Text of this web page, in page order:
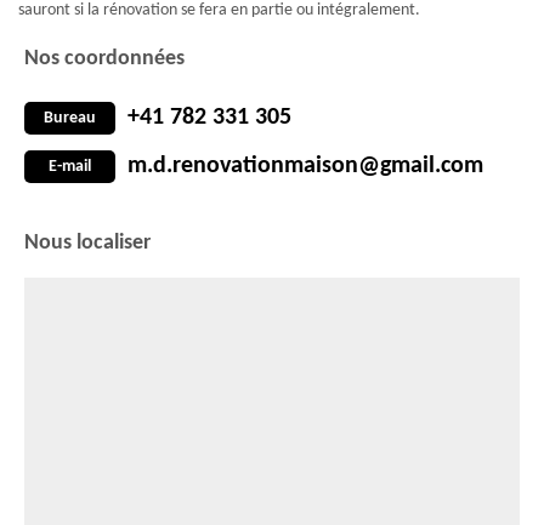
sauront si la rénovation se fera en partie ou intégralement.
Nos coordonnées
Bureau +41 782 331 305
E-mail m.d.renovationmaison@gmail.com
Nous localiser